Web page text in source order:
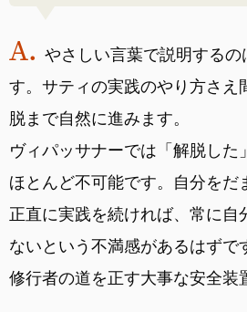
やさしい言葉で説明する
す。サティの実践のやり方さえ
脱まで自然に進みます。
ヴィパッサナーでは「解脱した
ほとんど不可能です。自分をだ
正直に実践を続ければ、常に自
ないという不満感があるはずで
修行者の道を正す大事な安全装